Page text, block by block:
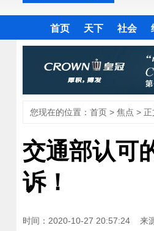
首页 天下 社会
您现在的位置： 首页 > 焦点 > 正
交通部认可
诉！
时间：2020-10-27 20:57:24 来